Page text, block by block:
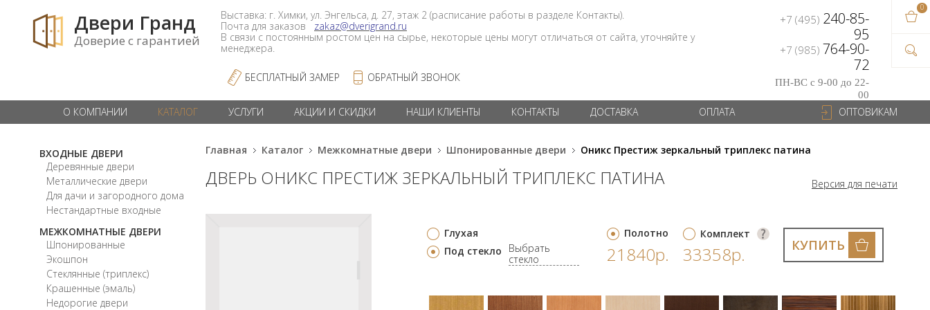
Двери Гранд
Доверие с гарантией
Выставка: г. Химки, ул. Энгельса, д. 27, этаж 2 (расписание работы в разделе Контакты).
Почта для заказов zakaz@dverigrand.ru
В связи с постоянным ростом цен на сырье, некоторые цены могут отличаться от сайта, уточняйте у
менеджера.
БЕСПЛАТНЫЙ ЗАМЕР ОБРАТНЫЙ ЗВОНОК
+7 (495) 240-85-
95
+7 (985) 764-90-
72
ПН-ВС с 9-00 до 22-
00
О КОМПАНИИ КАТАЛОГ УСЛУГИ АКЦИИ И СКИДКИ НАШИ КЛИЕНТЫ КОНТАКТЫ ДОСТАВКА ОПЛАТА ОПТОВИКАМ
ВХОДНЫЕ ДВЕРИ
Деревянные двери
Металлические двери
Для дачи и загородного дома
Нестандартные входные
МЕЖКОМНАТНЫЕ ДВЕРИ
Шпонированные
Экошпон
Стеклянные (триплекс)
Крашенные (эмаль)
Недорогие двери
Главная Каталог Межкомнатные двери Шпонированные двери Оникс Престиж зеркальный триплекс патина
Версия для печати
ДВЕРЬ ОНИКС ПРЕСТИЖ ЗЕРКАЛЬНЫЙ ТРИПЛЕКС ПАТИНА
Глухая
Под стекло
Выбрать
стекло
КУПИТЬ
Полотно
21840р.
Комплект
33358р.
0
В
на